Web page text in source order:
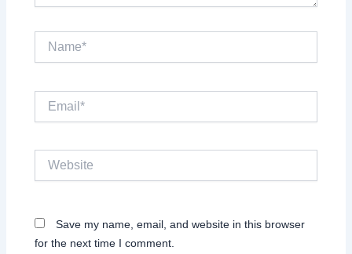
Name*
Website
Save my name, email, and website in this browser
for the next time I comment.